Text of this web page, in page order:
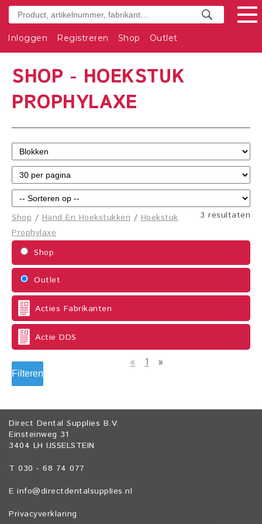
Inloggen Registreren Shop Outlet
SHOP - HOEKSTUK
PROPHYLAXE
3 resultaten
Shop /Hand En Hoekstukken /Hoekstuk
Prophylaxe
Shop
Outlet
Acties Fabrikanten
Actie DDS
Filteren
« 1 »
Direct Dental Supplies B.V.
Einsteinweg 31
3404 LH IJSSELSTEIN
T 030 - 68 74 077
E info@directdentalsupplies.nl
Privacyverklaring